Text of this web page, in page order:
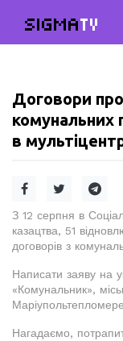
SIGMATV
Договори
комунальних
в
З 12 серпня в
казацтва, 51
договорів з
Написати заяву на
«Комунальник»,
Нагадаємо,